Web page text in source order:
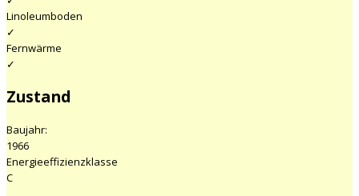
Linoleumboden
✓
Fernwärme
✓
Zustand
Baujahr:
1966
Energieeffizienzklasse
C